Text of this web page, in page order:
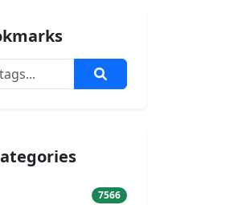
7566